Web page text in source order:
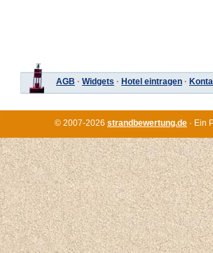
AGB · Widgets · Hotel eintragen ·
© 2007-2026 strandbewertung.de · Ein